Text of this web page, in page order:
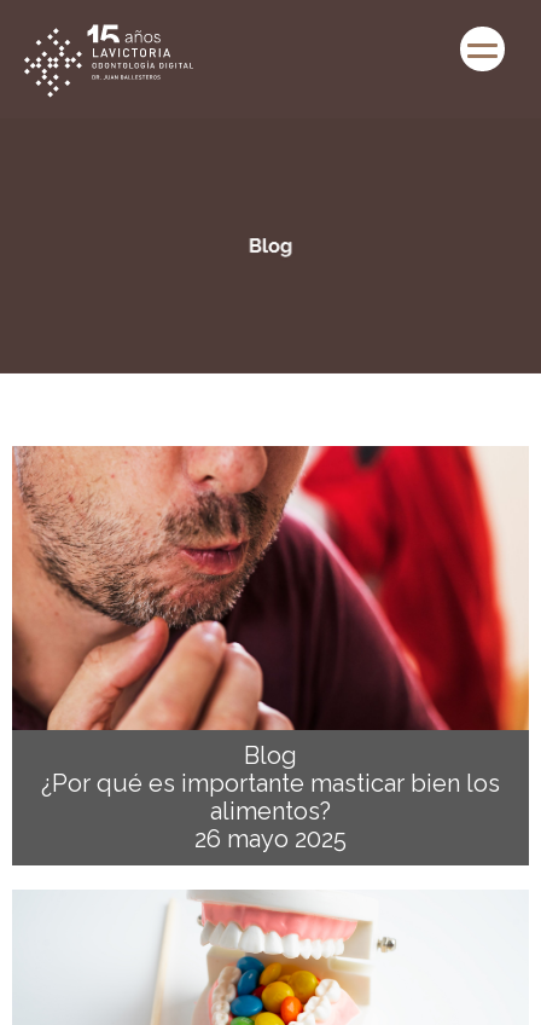
Blog
¿Por qué es importante masticar bien los
alimentos?
26 mayo 2025